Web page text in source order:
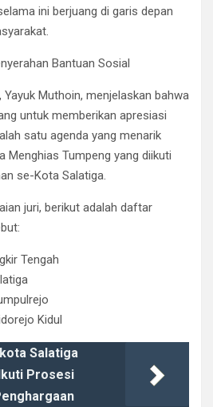
ini berjuang di garis depan
Bantuan Sosial
Yayuk Muthoin, menjelaskan bahwa
untuk memberikan apresiasi
satu agenda yang menarik
Menghias Tumpeng yang diikuti
se-Kota Salatiga.
juri, berikut adalah daftar
Tengah
Kidul
Salatiga
Prosesi